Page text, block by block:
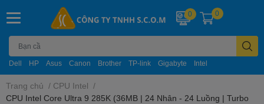
Dell HP Asus Canon Brother TP-link Gigabyte Intel
0 0
Trang chủ / CPU Intel /
CPU Intel Core Ultra 9 285K (36MB | 24 Nhân - 24 Luồng | Turbo